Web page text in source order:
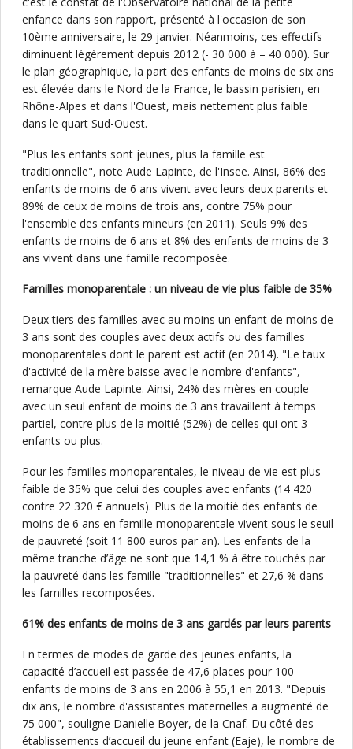
enfance dans son rapport, présenté à l'occasion de son
10ème anniversaire, le 29 janvier. Néanmoins, ces effectifs
diminuent légèrement depuis 2012 (- 30 000 à – 40 000). Sur
le plan géographique, la part des enfants de moins de six ans
est élevée dans le Nord de la France, le bassin parisien, en
Rhône-Alpes et dans l'Ouest, mais nettement plus faible
dans le quart Sud-Ouest.
"Plus les enfants sont jeunes, plus la famille est
traditionnelle", note Aude Lapinte, de l'Insee. Ainsi, 86% des
enfants de moins de 6 ans vivent avec leurs deux parents et
89% de ceux de moins de trois ans, contre 75% pour
l'ensemble des enfants mineurs (en 2011). Seuls 9% des
enfants de moins de 6 ans et 8% des enfants de moins de 3
ans vivent dans une famille recomposée.
Familles monoparentale : un niveau de vie plus faible de 35%
Deux tiers des familles avec au moins un enfant de moins de
3 ans sont des couples avec deux actifs ou des familles
monoparentales dont le parent est actif (en 2014). "Le taux
d'activité de la mère baisse avec le nombre d'enfants",
remarque Aude Lapinte. Ainsi, 24% des mères en couple
avec un seul enfant de moins de 3 ans travaillent à temps
partiel, contre plus de la moitié (52%) de celles qui ont 3
enfants ou plus.
Pour les familles monoparentales, le niveau de vie est plus
faible de 35% que celui des couples avec enfants (14 420
contre 22 320 € annuels). Plus de la moitié des enfants de
moins de 6 ans en famille monoparentale vivent sous le seuil
de pauvreté (soit 11 800 euros par an). Les enfants de la
même tranche d’âge ne sont que 14,1 % à être touchés par
la pauvreté dans les famille "traditionnelles" et 27,6 % dans
les familles recomposées.
61% des enfants de moins de 3 ans gardés par leurs parents
En termes de modes de garde des jeunes enfants, la
capacité d’accueil est passée de 47,6 places pour 100
enfants de moins de 3 ans en 2006 à 55,1 en 2013. "Depuis
dix ans, le nombre d'assistantes maternelles a augmenté de
75 000", souligne Danielle Boyer, de la Cnaf. Du côté des
établissements d’accueil du jeune enfant (Eaje), le nombre de